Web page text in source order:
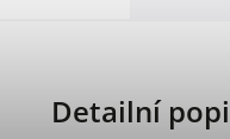
Detailní